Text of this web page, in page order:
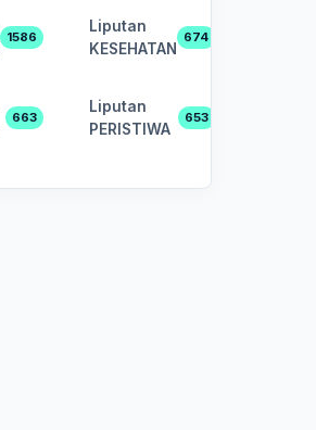
1586
Liputan
KESEHATAN
674
663
Liputan
PERISTIWA
653